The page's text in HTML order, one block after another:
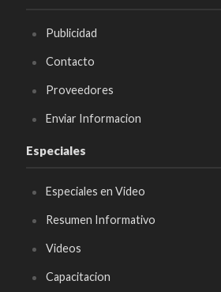
Publicidad
Contacto
Proveedores
Enviar Informacion
Especiales
Especiales en Video
Resumen Informativo
Videos
Capacitacion